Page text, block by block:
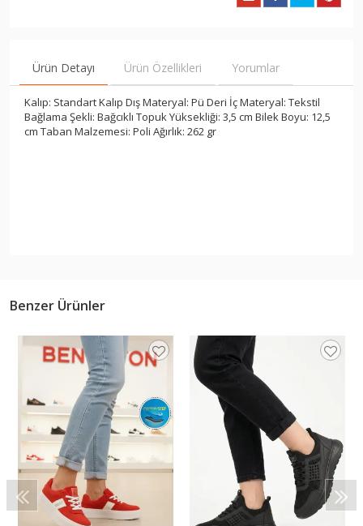
Ürün Detayı Ürün Özellikleri Yorumlar
Kalıp: Standart Kalıp Dış Materyal: Pü Deri İç Materyal: Tekstil
Bağlama Şekli: Bağcıklı Topuk Yüksekliği: 3,5 cm Bilek Boyu: 12,5
cm Taban Malzemesi: Poli Ağırlık: 262 gr
Benzer Ürünler